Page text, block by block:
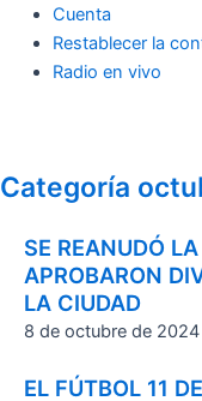
Cuenta
Restablecer la
Radio en vivo
Categoría
SE REANUDÓ
APROBARON
LA CIUDAD
8 de octubre de 2024
EL FÚTBOL 11